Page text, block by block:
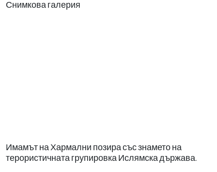
Снимкова галерия
Имамът на Хармални позира със знамето на
терористичната групировка Ислямска държава.